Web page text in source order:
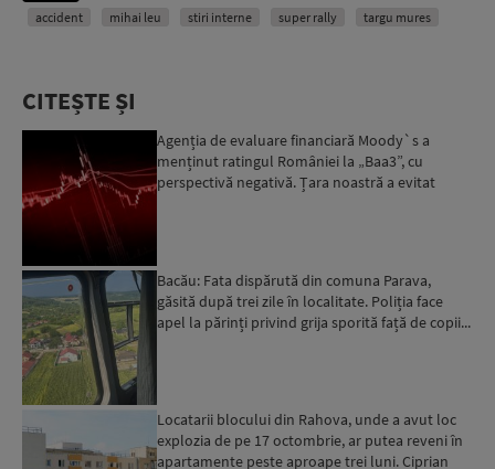
accident mihai leu stiri interne super rally targu mures
CITEȘTE ȘI
Agenția de evaluare financiară Moody`s a
menținut ratingul României la „Baa3”, cu
perspectivă negativă. Țara noastră a evitat
Bacău: Fata dispărută din comuna Parava,
găsită după trei zile în localitate. Poliția face
apel la părinți privind grija sporită față de copii...
Locatarii blocului din Rahova, unde a avut loc
explozia de pe 17 octombrie, ar putea reveni în
apartamente peste aproape trei luni. Ciprian